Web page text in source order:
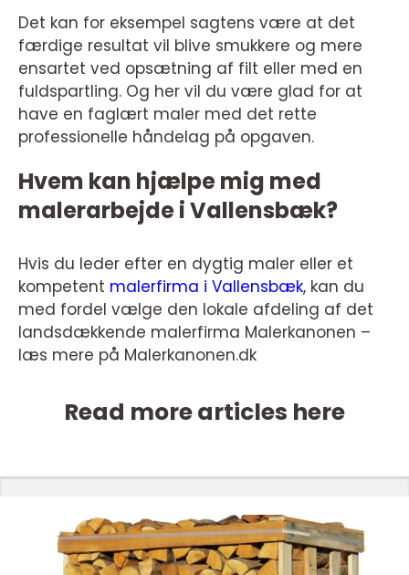
Det kan for eksempel sagtens være at det
færdige resultat vil blive smukkere og mere
ensartet ved opsætning af filt eller med en
fuldspartling. Og her vil du være glad for at
have en faglært maler med det rette
professionelle håndelag på opgaven.
Hvem kan hjælpe mig med
malerarbejde i Vallensbæk?
Hvis du leder efter en dygtig maler eller et
kompetent malerfirma i Vallensbæk, kan du
med fordel vælge den lokale afdeling af det
landsdækkende malerfirma Malerkanonen –
læs mere på Malerkanonen.dk
Read more articles here